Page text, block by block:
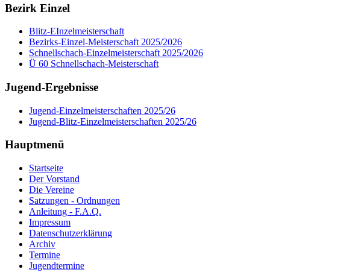
Bezirk Einzel
Blitz-EInzelmeisterschaft
Bezirks-Einzel-Meisterschaft 2025/2026
Schnellschach-Einzelmeisterschaft 2025/2026
Ü 60 Schnellschach-Meisterschaft
Jugend-Ergebnisse
Jugend-Einzelmeisterschaften 2025/26
Jugend-Blitz-Einzelmeisterschaften 2025/26
Hauptmenü
Startseite
Der Vorstand
Die Vereine
Satzungen - Ordnungen
Anleitung - F.A.Q.
Impressum
Datenschutzerklärung
Archiv
Termine
Jugendtermine